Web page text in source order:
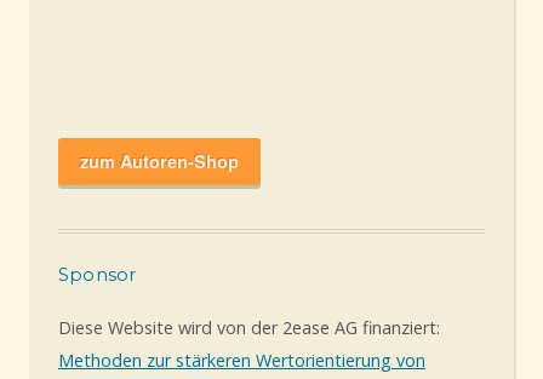
zum Autoren-Shop
Sponsor
Diese Website wird von der 2ease AG finanziert:
Methoden zur stärkeren Wertorientierung von